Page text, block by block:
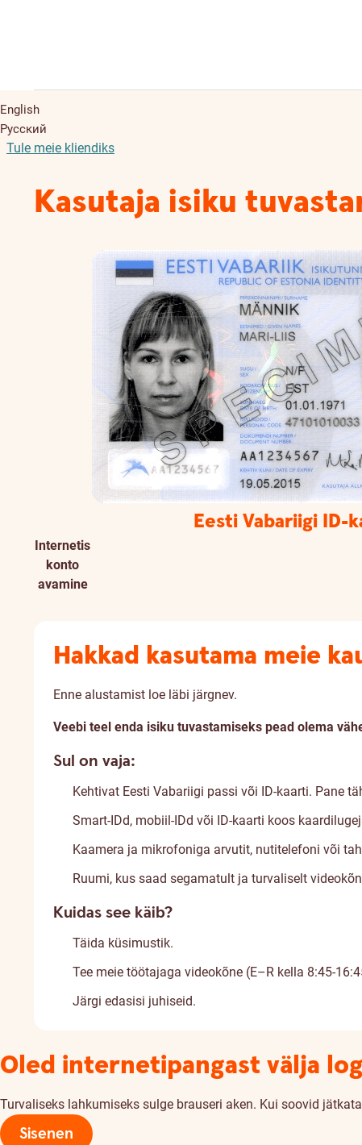
English
Русский
Tule meie kliendiks
Kasutaja isiku
Eesti Vabariigi ID-
Internetis
konto
avamine
Hakkad kasutama meie
Enne alustamist loe läbi järgnev.
Veebi teel enda isiku tuvastamiseks pead olema
Sul on vaja:
Kehtivat Eesti Vabariigi passi või ID-kaarti. Pane
Smart-IDd, mobiil-IDd või ID-kaarti koos
Kaamera ja mikrofoniga arvutit, nutitelefoni või
Ruumi, kus saad segamatult ja turvaliselt
Kuidas see käib?
Täida küsimustik.
Tee meie töötajaga videokõne (E–R kella 8:45-
Järgi edasisi juhiseid.
Oled internetipangast välja
Turvaliseks lahkumiseks sulge brauseri aken. Kui soovid
Sisenen